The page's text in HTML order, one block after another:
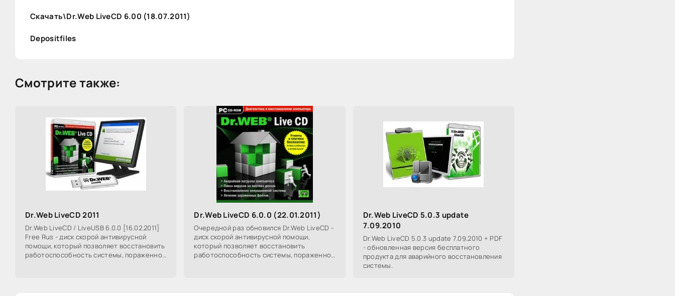
Скачать\Dr.Web LiveCD 6.00 (18.07.2011)
Depositfiles
Смотрите также:
Dr.Web LiveCD 2011
Dr.Web LiveCD / LiveUSB 6.0.0 [16.02.2011]
Free Rus - диск скорой антивирусной
помощи, который позволяет восстановить
работоспособность системы, пораженной
Dr.Web LiveCD 6.0.0 (22.01.2011)
Очередной раз обновился Dr.Web LiveCD -
диск скорой антивирусной помощи,
который позволяет восстановить
работоспособность системы, пораженной
Dr.Web LiveCD 5.0.3 update
7.09.2010
Dr.Web LiveCD 5.0.3 update 7.09.2010 + PDF
- обновленная версия бесплатного
продукта для аварийного восстановления
системы.